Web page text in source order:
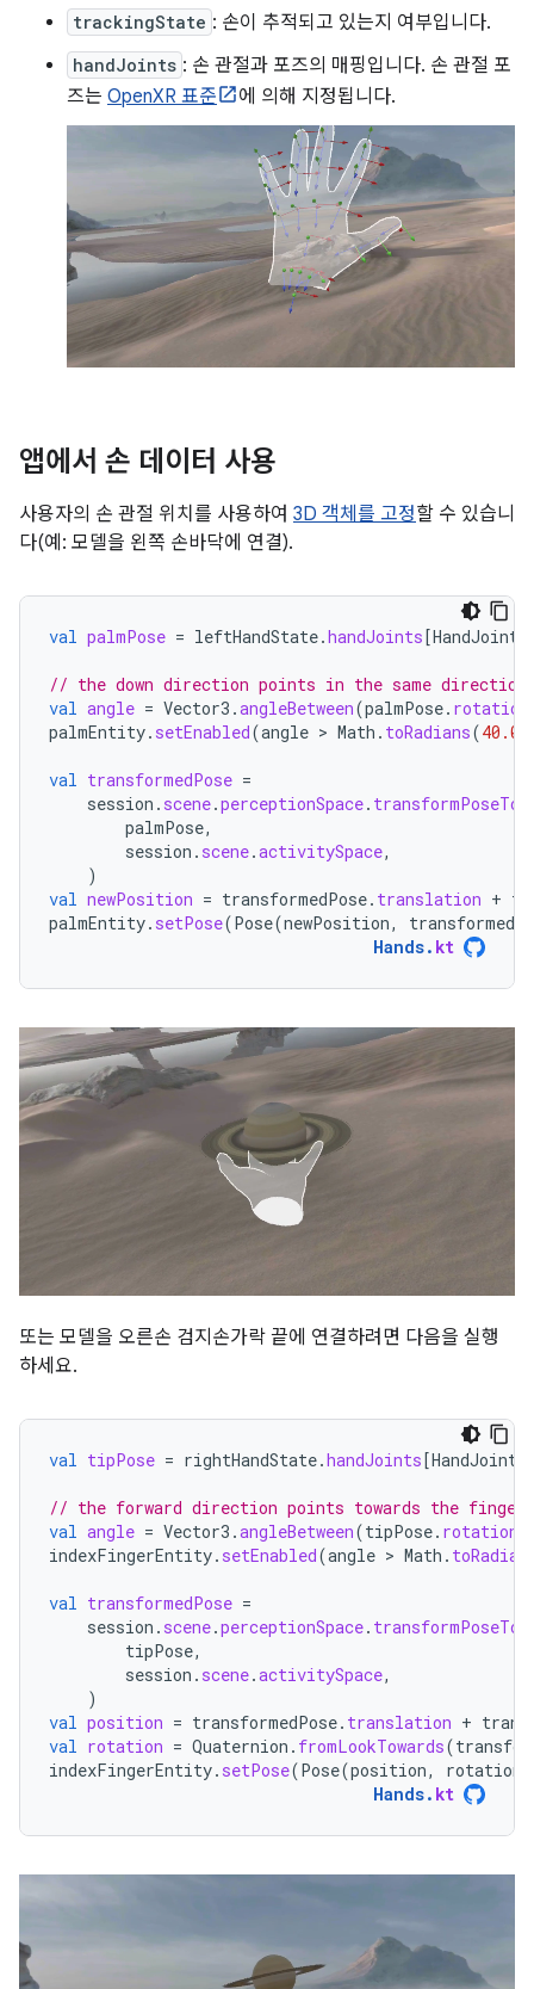
trackingState : 손이 추적되고 있는지 여부입니다.
handJoints : 손 관절과 포즈의 매핑입니다. 손 관절 포
즈는 OpenXR 표준 에 의해 지정됩니다.
앱에서 손 데이터 사용
사용자의 손 관절 위치를 사용하여 3D 객체를 고정할 수 있습니
다(예: 모델을 왼쪽 손바닥에 연결).
val palmPose = leftHandState.handJoints [
// the down direction points in the same direction
val angle = Vector3 .angleBetween(palmPose. rotation
palmEntity. setEnabled(angle > Math . toRadians(40.0
val transformedPose =
session . scene.perceptionSpace. transformPoseTo
palmPose,
session . scene.activitySpace,
)
val newPosition = transformedPose. translation +
palmEntity. setPose(Pose(newPosition,
Hands. kt
또는 모델을 오른손 검지손가락 끝에 연결하려면 다음을 실행
하세요.
val tipPose = rightHandState.handJoints [
// the forward direction points towards the
val angle = Vector3 .angleBetween(tipPose. rotation
indexFingerEntity. setEnabled(angle > Math .
val transformedPose =
session . scene.perceptionSpace. transformPoseTo
tipPose,
session . scene.activitySpace,
)
val position = transformedPose. translation +
val rotation = Quaternion . fromLookTowards(
indexFingerEntity. setPose(Pose(position, rotation
Hands. kt